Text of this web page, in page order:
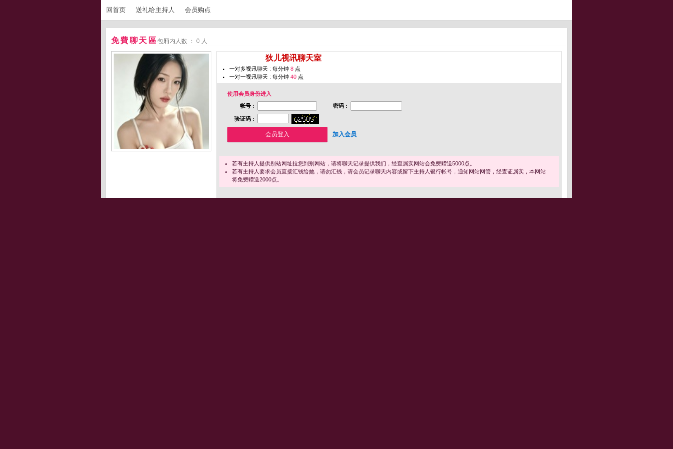
回首页 送礼给主持人 会员购点
免費聊天區包厢内人数 ： 0 人
狄儿视讯聊天室
一对多视讯聊天 : 每分钟 8 点
一对一视讯聊天 : 每分钟 40 点
使用会员身份进入
帐号 :
密码 :
验证码 :
加入会员
若有主持人提供别站网址拉您到别网站，请将聊天记录提供我们，经查属实网站会免费赠送5000点。
若有主持人要求会员直接汇钱给她，请勿汇钱，请会员记录聊天内容或留下主持人银行帐号，通知网站网管，经查证属实，本网站
将免费赠送2000点。